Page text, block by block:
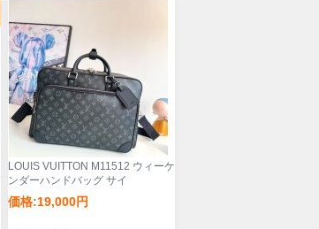
LOUIS VUITTON M11512 ウィーケ
ンダーハンドバッグ サイ
ズ:46x31x18cm
価格:19,000円